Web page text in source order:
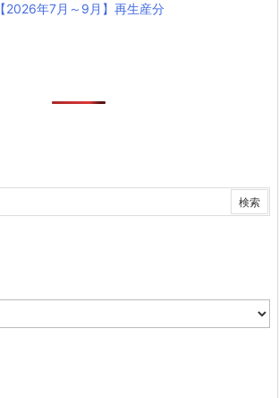
【2026年7月～9月】再生産分